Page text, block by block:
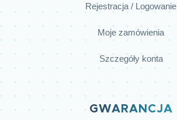
Rejestracja / Logowanie
Moje zamówienia
Szczegóły konta
GWARANCJA